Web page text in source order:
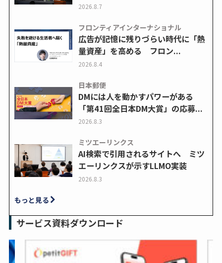
2026.8.7
フロンティアインターナショナル
広告が記憶に残りづらい時代に「熱
量資産」を高める フロン...
2026.8.4
日本郵便
DMには人を動かすパワーがある
「第41回全日本DM大賞」の応募...
2026.8.3
ミツエーリンクス
AI検索で引用されるサイトへ ミツ
エーリンクスが示すLLMO実装
2026.8.3
もっと見る
サービス資料ダウンロード